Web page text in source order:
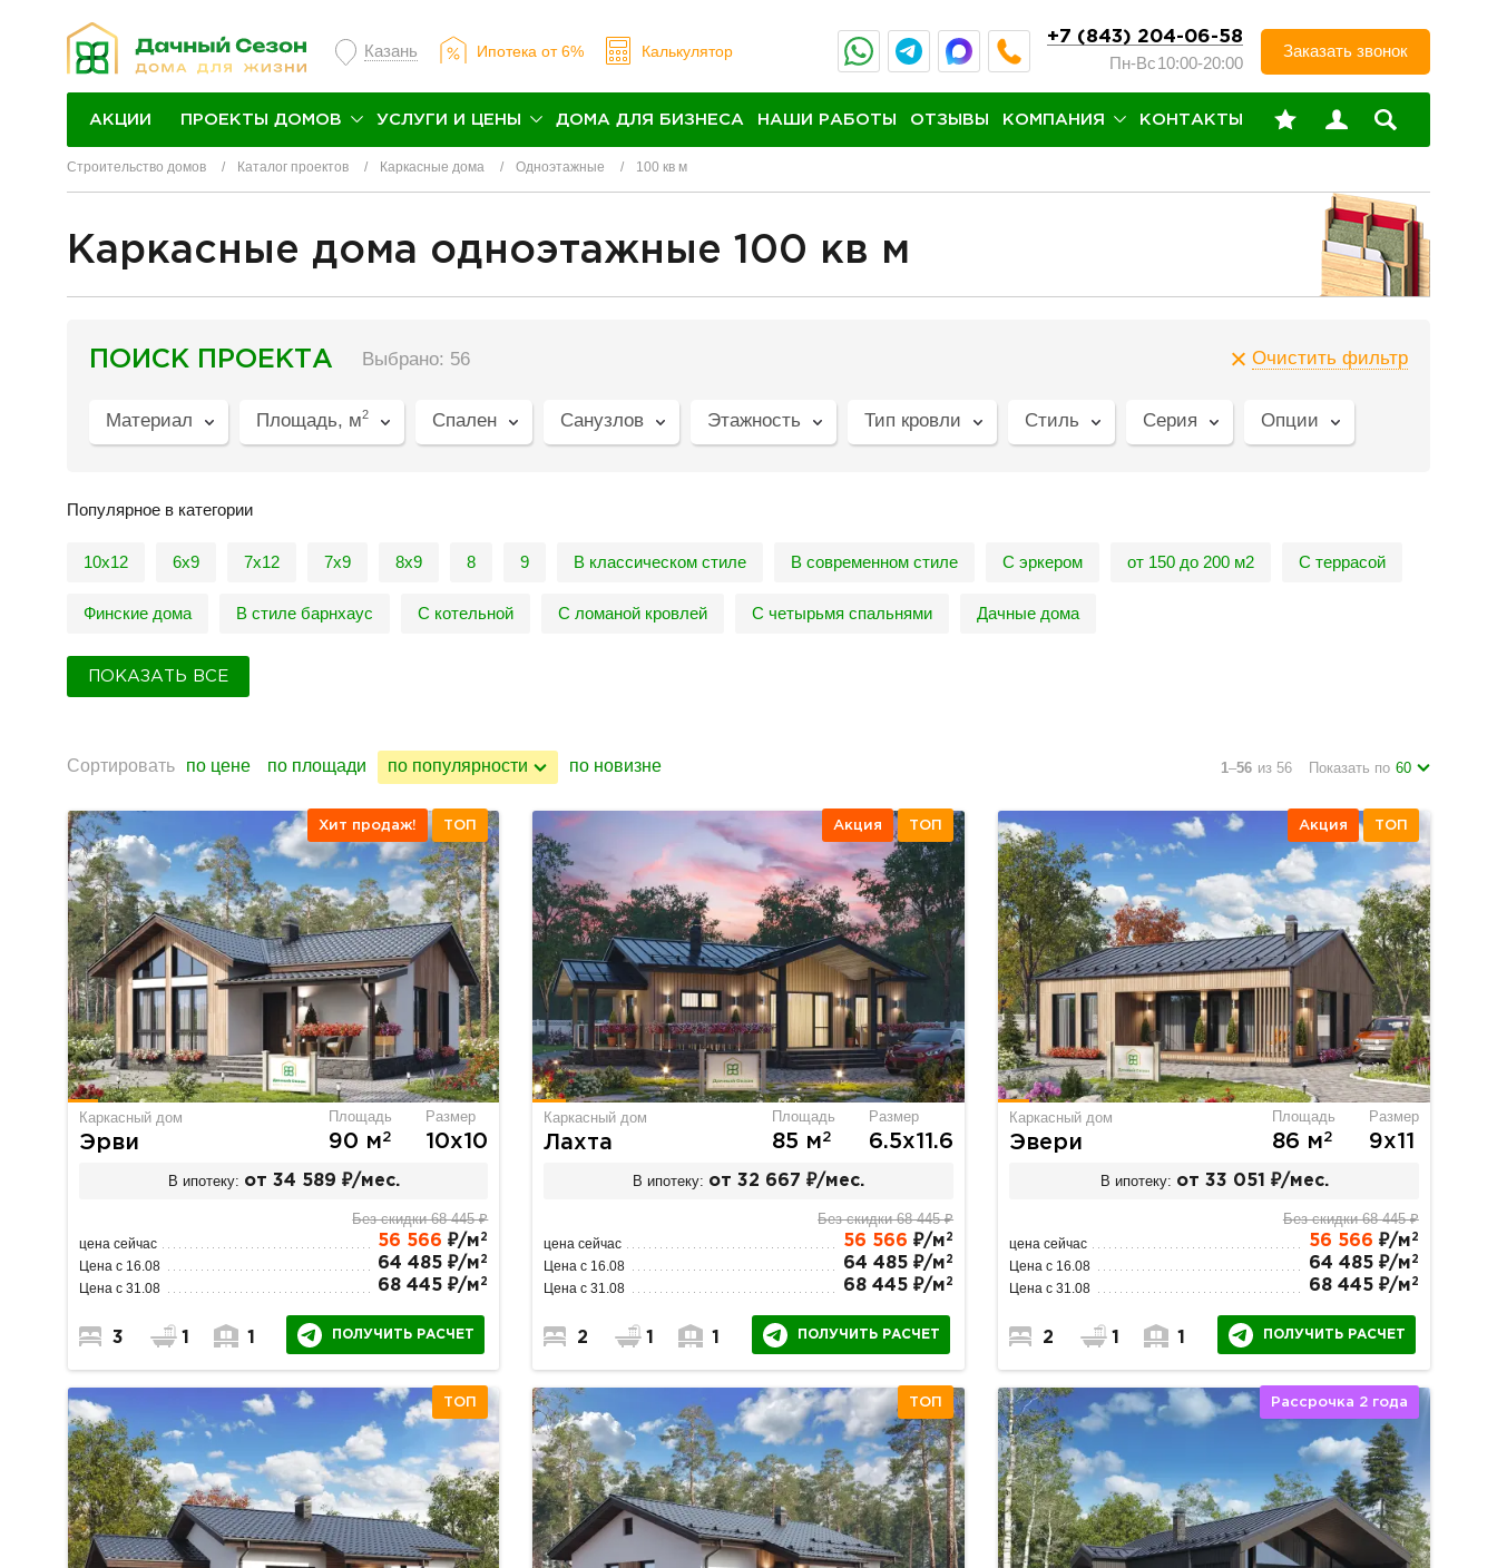
Казань Ипотека от 6% Калькулятор
+7 (843) 204-06-58
Пн-Вс10:00-20:00
Заказать звонок
АКЦИИ ПРОЕКТЫ ДОМОВ УСЛУГИ И ЦЕНЫ ДОМА ДЛЯ БИЗНЕСА НАШИ РАБОТЫ ОТЗЫВЫ КОМПАНИЯ КОНТАКТЫ
Строительство домов Каталог проектов Каркасные дома Одноэтажные 100 кв м
Каркасные дома одноэтажные 100 кв м
ПОИСК ПРОЕКТА Выбрано: 56 Очистить фильтр
Материал Площадь, м2 Спален Санузлов Этажность Тип кровли Стиль Серия Опции
Популярное в категории
10x12 6х9 7x12 7х9 8х9 8 9 В классическом стиле В современном стиле С эркером от 150 до 200 м2 С террасой
Финские дома В стиле барнхаус С котельной С ломаной кровлей С четырьмя спальнями Дачные дома
ПОКАЗАТЬ ВСЕ
Сортировать по цене по площади по популярности по новизне 1–56 из 56 Показать по 60
Хит продаж! ТОП
Каркасный дом
Эрви
Площадь
90 м2
Размер
10х10
В ипотеку: от 34 589 ₽/мес.
Без скидки 68 445 ₽
цена сейчас 56 566 ₽/м 2
Цена с 16.08 64 485 ₽/м 2
Цена с 31.08 68 445 ₽/м 2
3 1 1 ПОЛУЧИТЬ РАСЧЕТ
Акция ТОП
Каркасный дом
Лахта
Площадь
85 м2
Размер
6.5х11.6
В ипотеку: от 32 667 ₽/мес.
Без скидки 68 445 ₽
цена сейчас 56 566 ₽/м 2
Цена с 16.08 64 485 ₽/м 2
Цена с 31.08 68 445 ₽/м 2
2 1 1 ПОЛУЧИТЬ РАСЧЕТ
Акция ТОП
Каркасный дом
Эвери
Площадь
86 м2
Размер
9х11
В ипотеку: от 33 051 ₽/мес.
Без скидки 68 445 ₽
цена сейчас 56 566 ₽/м 2
Цена с 16.08 64 485 ₽/м 2
Цена с 31.08 68 445 ₽/м 2
2 1 1 ПОЛУЧИТЬ РАСЧЕТ
ТОП ТОП Рассрочка 2 года